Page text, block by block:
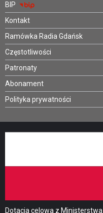
BIP
Kontakt
Ramówka Radia Gdańsk
Częstotliwości
Patronaty
Abonament
Polityka prywatności
Dotacja celowa z